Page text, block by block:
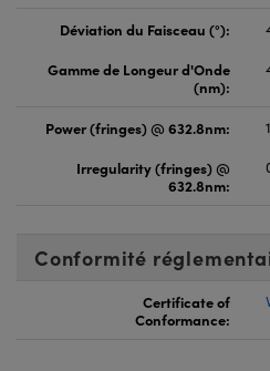
Déviation du Faisceau (°):
Gamme de Longeur d'Onde
(nm):
Power (fringes) @ 632.8nm:
Irregularity (fringes) @
632.8nm:
Conformité
Certificate of
Conformance: